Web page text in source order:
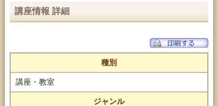
講座情報 詳細
種別
講座・教室
ジャンル